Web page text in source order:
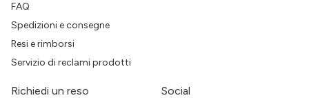
FAQ
Spedizioni e consegne
Resi e rimborsi
Servizio di reclami prodotti
Richiedi un reso Social